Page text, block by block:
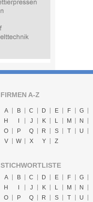
FIRMEN A-Z
A B C D E F
G
H
J K L M
N
O
P Q R S T
U
V
W X Y Z
STICHWORTLISTE
A B C D E F
G
H
J K L M
N
O
P Q R S T
U